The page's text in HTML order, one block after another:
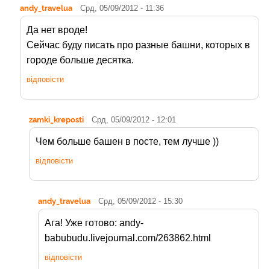
andy_travelua Срд, 05/09/2012 - 11:36
Да нет вроде!
Сейчас буду писать про разные башни, которых в
городе больше десятка.
відповісти
zamki_kreposti Срд, 05/09/2012 - 12:01
Чем больше башен в посте, тем лучше ))
відповісти
andy_travelua Срд, 05/09/2012 - 15:30
Ага! Уже готово: andy-
babubudu.livejournal.com/263862.html
відповісти